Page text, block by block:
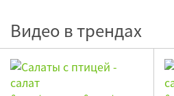
Видео в трендах